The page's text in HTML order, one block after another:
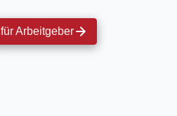
für Arbeitgeber